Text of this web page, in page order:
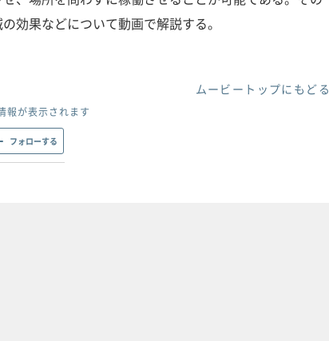
効果などについて動画で解説する。
ムービートップにもどる
報が表示されます
フォローする